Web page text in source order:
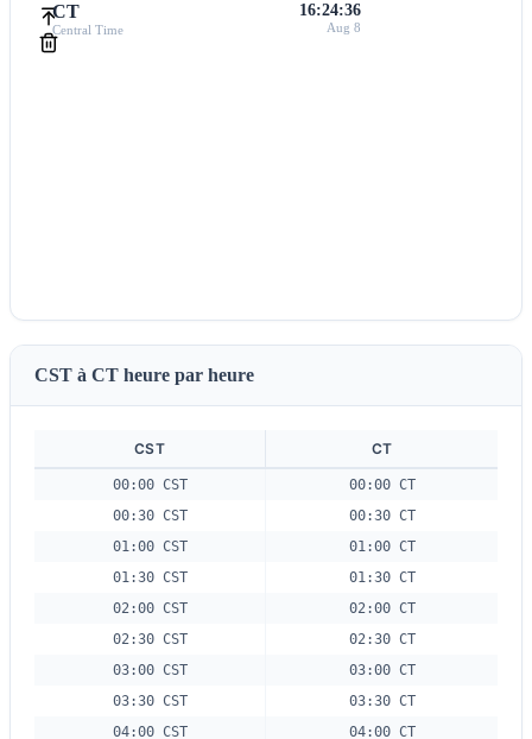
CT
Central Time
16:24:36
Aug 8
CST à CT heure par heure
CST CT
00:00 CST
00:00 CT
00:30 CST
00:30 CT
01:00 CST
01:00 CT
01:30 CST
01:30 CT
02:00 CST
02:00 CT
02:30 CST
02:30 CT
03:00 CST
03:00 CT
03:30 CST
03:30 CT
04:00 CST
04:00 CT